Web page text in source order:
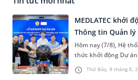
Thứ Bảy, 8 tháng 8,
MEDLATEC khởi
Thông tin Quản lý
Hôm nay (7/8), Hệ
thức khởi động Dự
Quản lý Bệnh viện
System) giai đoạn mới.